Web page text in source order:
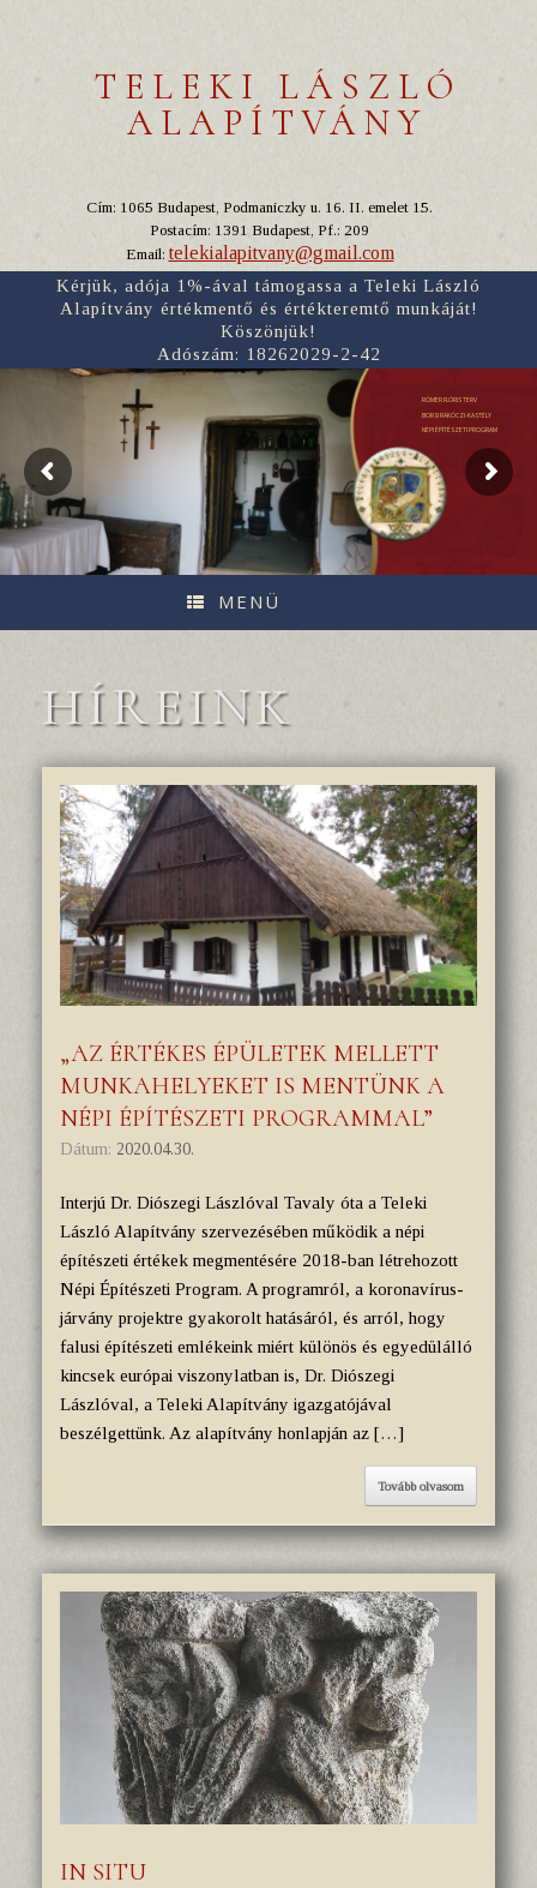
TELEKI LÁSZLÓ
ALAPÍTVÁNY
Cím: 1065 Budapest, Podmaniczky u. 16. II. emelet 15.
Postacím: 1391 Budapest, Pf.: 209
Email:telekialapitvany@gmail.com
Kérjük, adója 1%-ával támogassa a Teleki László
Alapítvány értékmentő és értékteremtő munkáját!
Köszönjük!
Adószám: 18262029-2-42
RÓMER FLÓRIS TERV
BORSI RÁKÓCZI-KASTÉLY
NÉPI ÉPÍTÉSZETI PROGRAM
MENÜ
HÍREINK
„AZ ÉRTÉKES ÉPÜLETEK MELLETT
MUNKAHELYEKET IS MENTÜNK A
NÉPI ÉPÍTÉSZETI PROGRAMMAL”
Dátum: 2020.04.30.
Interjú Dr. Diószegi Lászlóval Tavaly óta a Teleki
László Alapítvány szervezésében működik a népi
építészeti értékek megmentésére 2018-ban létrehozott
Népi Építészeti Program. A programról, a koronavírus-
járvány projektre gyakorolt hatásáról, és arról, hogy
falusi építészeti emlékeink miért különös és egyedülálló
kincsek európai viszonylatban is, Dr. Diószegi
Lászlóval, a Teleki Alapítvány igazgatójával
beszélgettünk. Az alapítvány honlapján az […]
Tovább olvasom
IN SITU